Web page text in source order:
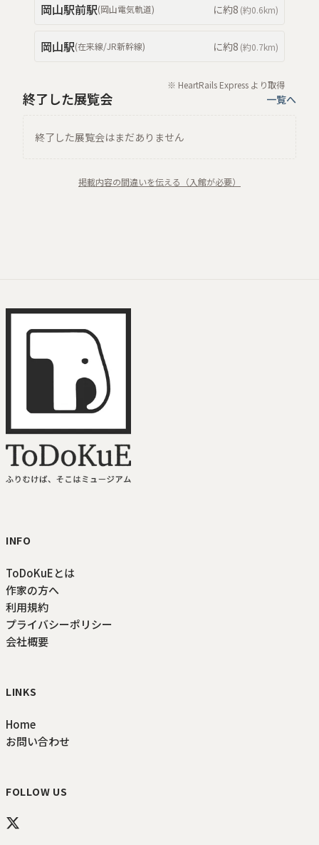
岡山駅前駅(岡山電気軌道) に約8 (約0.6km)
岡山駅(在来線/JR新幹線) に約8 (約0.7km)
※ HeartRails Express より取得
終了した展覧会 一覧へ
終了した展覧会はまだありません
掲載内容の間違いを伝える（入館が必要）
INFO
ToDoKuEとは
作家の方へ
利用規約
プライバシーポリシー
会社概要
LINKS
Home
お問い合わせ
FOLLOW US